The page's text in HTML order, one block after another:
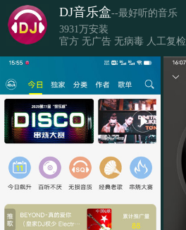
DJ音乐盒--最好听的音乐
3931万安装
官方 无广告 无病毒 人工复检